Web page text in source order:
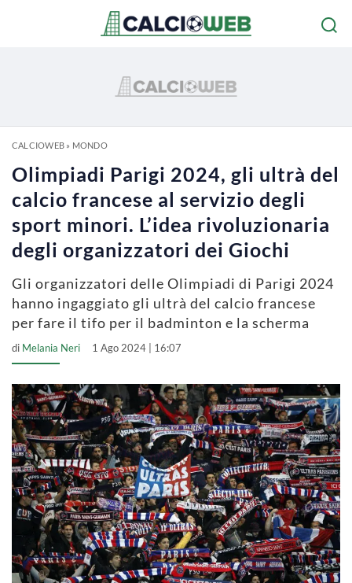
CALCIOWEB» MONDO
Olimpiadi Parigi 2024, gli ultrà del
calcio francese al servizio degli
sport minori. L’idea rivoluzionaria
degli organizzatori dei Giochi
Gli organizzatori delle Olimpiadi di Parigi 2024
hanno ingaggiato gli ultrà del calcio francese
per fare il tifo per il badminton e la scherma
di Melania Neri 1 Ago 2024 | 16:07